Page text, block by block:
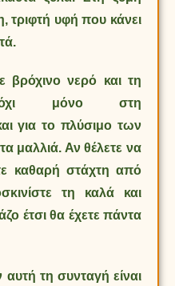
τριφτή υφή που κάνει
βρόχινο νερό και τη
όχι μόνο στη
για το πλύσιμο των
μαλλιά. Αν θέλετε να
καθαρή στάχτη από
τη καλά και
έτσι θα έχετε πάντα
τη συνταγή είναι